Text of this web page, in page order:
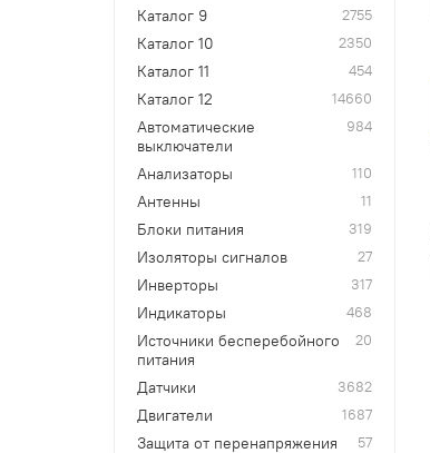
Каталог 9 2755
Каталог 10 2350
Каталог 11 454
Каталог 12 14660
Автоматические
выключатели
984
Анализаторы 110
Антенны 11
Блоки питания 319
Изоляторы сигналов 27
Инверторы 317
Индикаторы 468
Источники бесперебойного
питания
20
Датчики 3682
Двигатели 1687
Защита от перенапряжения 57